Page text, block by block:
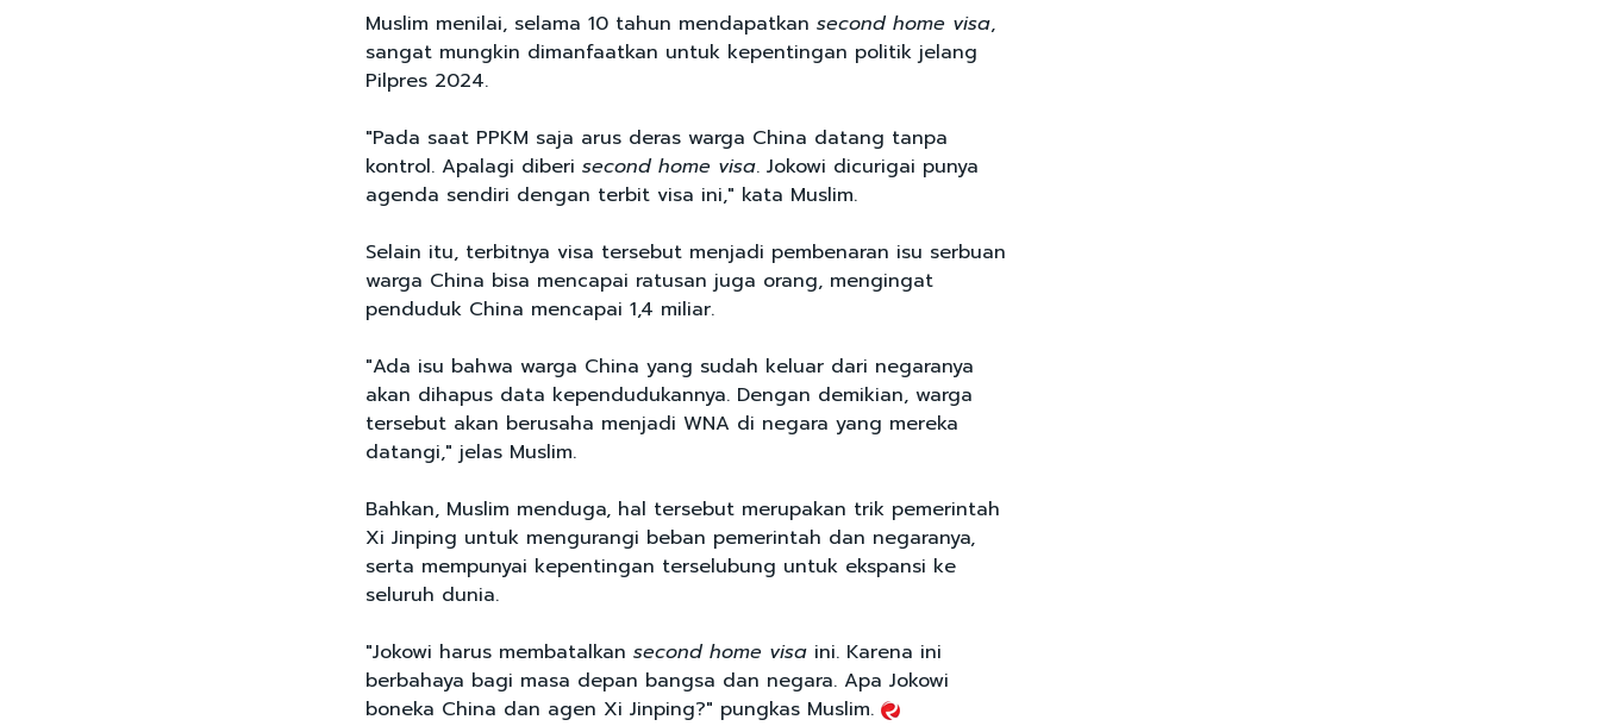
Muslim menilai, selama 10 tahun mendapatkan second home visa,
sangat mungkin dimanfaatkan untuk kepentingan politik jelang
Pilpres 2024.
"Pada saat PPKM saja arus deras warga China datang tanpa
kontrol. Apalagi diberi second home visa. Jokowi dicurigai punya
agenda sendiri dengan terbit visa ini," kata Muslim.
Selain itu, terbitnya visa tersebut menjadi pembenaran isu serbuan
warga China bisa mencapai ratusan juga orang, mengingat
penduduk China mencapai 1,4 miliar.
"Ada isu bahwa warga China yang sudah keluar dari negaranya
akan dihapus data kependudukannya. Dengan demikian, warga
tersebut akan berusaha menjadi WNA di negara yang mereka
datangi," jelas Muslim.
Bahkan, Muslim menduga, hal tersebut merupakan trik pemerintah
Xi Jinping untuk mengurangi beban pemerintah dan negaranya,
serta mempunyai kepentingan terselubung untuk ekspansi ke
seluruh dunia.
"Jokowi harus membatalkan second home visa ini. Karena ini
berbahaya bagi masa depan bangsa dan negara. Apa Jokowi
boneka China dan agen Xi Jinping?" pungkas Muslim.